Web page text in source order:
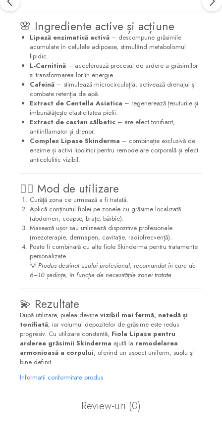
🌸 Ingrediente active și acțiune
Lipază enzimatică activă – descompune grăsimile
acumulate în celulele adipoase, stimulând metabolismul
lipidic.
L-Carnitină – accelerează procesul de ardere a grăsimilor
și transformarea lor în energie.
Cafeină – stimulează microcirculația, activează drenajul și
combate retenția de apă.
Extract de Centella Asiatica – regenerează țesuturile și
îmbunătățește elasticitatea pielii.
Extract de castan sălbatic – are efect tonifiant,
antiinflamator și drenor.
Complex Lipase Skinderma – combinație exclusivă de
enzime și activi lipolitici pentru remodelare corporală și efect
anticelulitic vizibil.
💆‍♀️ Mod de utilizare
Curăță zona ce urmează a fi tratată.
Aplică conținutul fiolei pe zonele cu grăsime localizată
(abdomen, coapse, brațe, bărbie).
Masează ușor sau utilizează dispozitive profesionale
(mezoterapie, dermapen, cavitație, radiofrecvență).
Poate fi combinată cu alte fiole Skinderma pentru tratamente
personalizate.
💡 Produs destinat uzului profesional, recomandat în cure de
6–10 ședințe, în funcție de necesitățile zonei tratate.
💫 Rezultate
După utilizare, pielea devine vizibil mai fermă, netedă și
tonifiată, iar volumul depozitelor de grăsime este redus
progresiv. Cu utilizare constantă, Fiola Lipase pentru
arderea grăsimii Skinderma ajută la remodelarea
armonioasă a corpului, oferind un aspect uniform, suplu și
bine definit.
Informatii conformitate produs
Review-uri (0)